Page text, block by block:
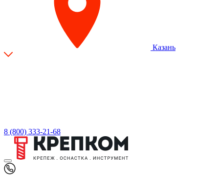
Казань
8 (800) 333-21-68